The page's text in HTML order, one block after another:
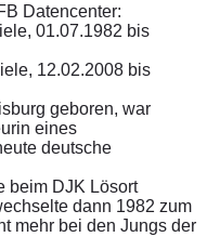
Datencenter:
01.07.1982 bis
12.02.2008 bis
geboren, war
eines
deutsche
beim DJK Lösort
dann 1982 zum
mehr bei den Jungs der